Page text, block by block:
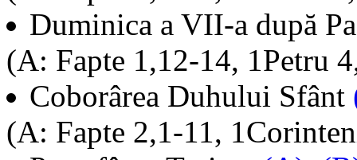
Duminica a VII-a după
(A: Fapte 1,12-14, 1Petru
Coborârea Duhului Sfânt
(A: Fapte 2,1-11,